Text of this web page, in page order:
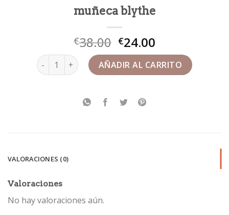
muñeca blythe
€38.00 €24.00
muñeca blythe cantidadAÑADIR AL CARRITO
VALORACIONES (0)
Valoraciones
No hay valoraciones aún.